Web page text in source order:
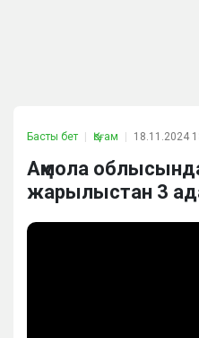
Басты бет Қоғам 18.11.2024
Ақмола
жарылыстан 3